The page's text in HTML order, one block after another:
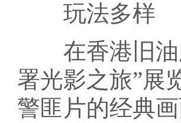
玩法多样
在香港旧油
署光影之旅”展
警匪片的经典